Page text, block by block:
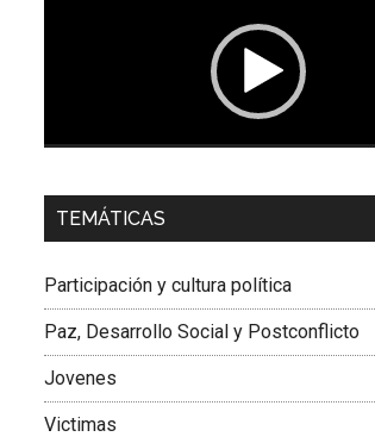
Dra. Carolina Corcho Mejía,
Latinoamericana Sur, Vicepresidenta
TEMÁTICAS
Participación y cultura política
Paz, Desarrollo Social y Postconflicto
Jovenes
Victimas